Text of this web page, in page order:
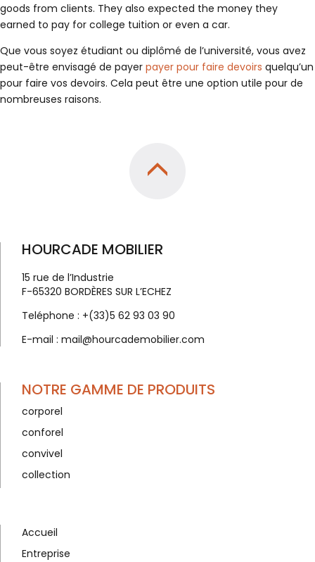
goods from clients. They also expected the money they
earned to pay for college tuition or even a car.
Que vous soyez étudiant ou diplômé de l’université, vous avez
peut-être envisagé de payer payer pour faire devoirs quelqu’un
pour faire vos devoirs. Cela peut être une option utile pour de
nombreuses raisons.
HOURCADE MOBILIER
15 rue de l’Industrie
F-65320 BORDÈRES SUR L’ECHEZ
Teléphone : +(33)5 62 93 03 90
E-mail : mail@hourcademobilier.com
NOTRE GAMME DE PRODUITS
corporel
conforel
convivel
collection
Accueil
Entreprise